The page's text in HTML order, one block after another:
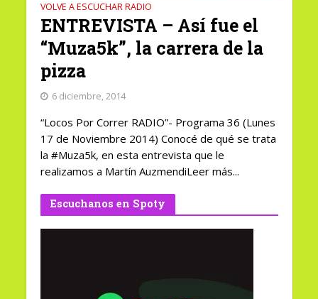
VOLVE A ESCUCHAR RADIO
ENTREVISTA – Así fue el
“Muza5k”, la carrera de la
pizza
6 diciembre, 2014
“Locos Por Correr RADIO”- Programa 36 (Lunes
17 de Noviembre 2014) Conocé de qué se trata
la #Muza5k, en esta entrevista que le
realizamos a Martín AuzmendiLeer más...
Escuchanos en Spoty